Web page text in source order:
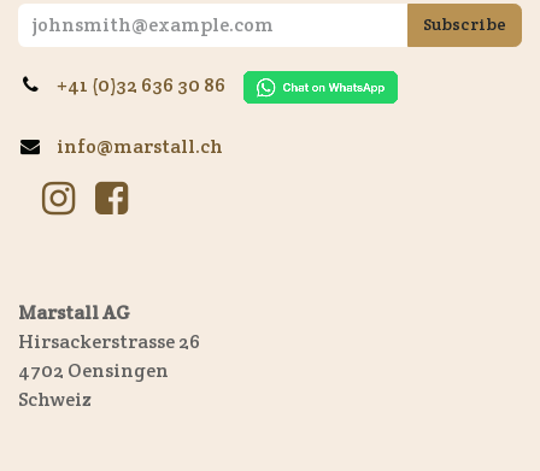
Subscribe
+41 (0)32 636 30 86
info@marstall.ch
Marstall AG
Hirsackerstrasse 26
4702 Oensingen
Schweiz